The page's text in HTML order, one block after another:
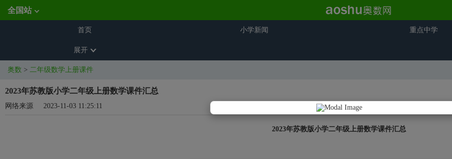
全国站
首页 小学新闻 重点中学
展开
奥数 > 二年级数学上册课件
2023年苏教版小学二年级上册数学课件汇总
网络来源 2023-11-03 11:25:11
2023年苏教版小学二年级上册数学课件汇总